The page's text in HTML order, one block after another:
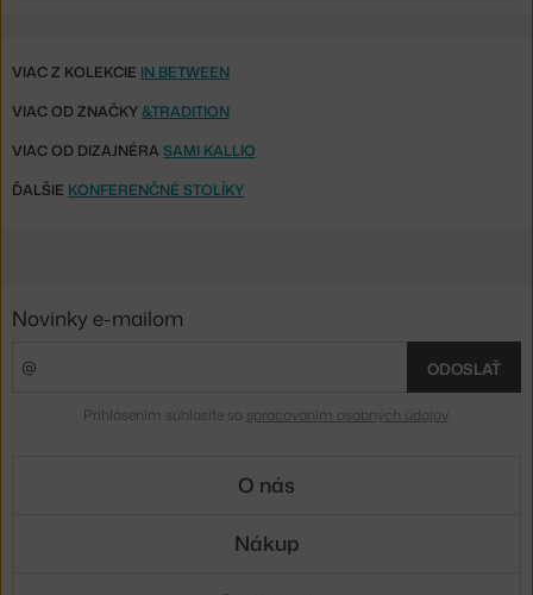
VIAC Z KOLEKCIE IN BETWEEN
VIAC OD ZNAČKY&TRADITION
VIAC OD DIZAJNÉRA SAMI KALLIO
ĎALŠIE KONFERENČNÉ STOLÍKY
Novinky e-mailom
ODOSLAŤ
Prihlásením súhlasíte so spracovaním osobných údajov.
O nás
Nákup